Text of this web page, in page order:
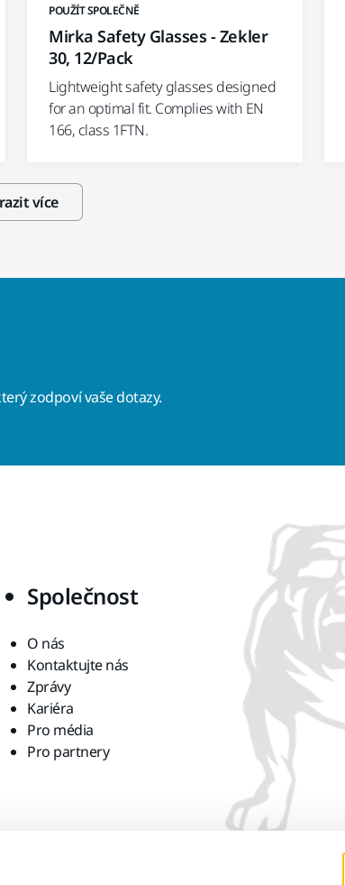
POUŽÍT SPOLEČNĚ
Mirka Safety Glasses - Zekler
30, 12/Pack
Lightweight safety glasses designed
for an optimal fit. Complies with EN
166, class 1FTN.
více
zodpoví vaše dotazy.
Společnost
O nás
Kontaktujte nás
Zprávy
Kariéra
Pro média
Pro partnery